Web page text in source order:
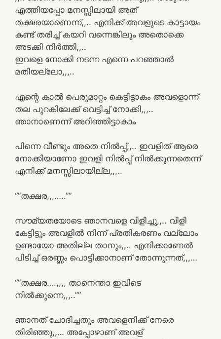
എത്തിയപ്പോ മനസ്സിലായി അത്‌
തക്ഷരയാണെന്ന്,,.. എനിക്ക് അവളുടെ കാട്ടായം
കണ്ട് തരിച്ച് കയറി വന്നെങ്കിലും അതൊക്കെ
അടക്കി നിർത്തി,,..
ഇവളെ നോക്കി നടന്ന എന്നെ പറഞ്ഞാൽ
മതിയല്ലോ,,,..
എന്റെ കാൽ പെരുമാറ്റം കെട്ടിട്ടാകം അവളൊന്ന്
തല പുറകിലേക്ക് വെട്ടിച്ച് നോക്കി,,,..
ഞാനാണെന്ന് അറിഞ്ഞിട്ടാകാം
പിന്നെ വീണ്ടും അതെ നിൽപ്പ്,,.. ഇവളിത് ആരെ
നോക്കിയാണോ ഇവളി നിൽപ്പ് നിൽക്കുന്നതെന്ന്
എനിക്ക് മനസ്സിലായില്ല,,,..
“”തക്ഷര,,,…..””
സൗമ്യതയോടെ ഞാനവളെ വിളിച്ചു,,.. വിളി
കേട്ടിട്ടും അവളിൽ നിന്ന് പ്രതികരണം വല്ലോം
ഉണ്ടായോ അതില്ല താനും,,.. എനിക്കാണേൽ
പിടിച്ച് ഒരണ്ണം പൊട്ടിക്കാനാണ് തോന്നുന്നത്,,,…
“”തക്ഷര….,,,, താനെന്താ ഇവിടെ
നിൽക്കുന്നെ,,,..””
ഞാനത് ചോദിച്ചതും അവളെനിക്ക് നേരെ
തിരിഞ്ഞു,,… അപ്പോഴാണ് അവള്